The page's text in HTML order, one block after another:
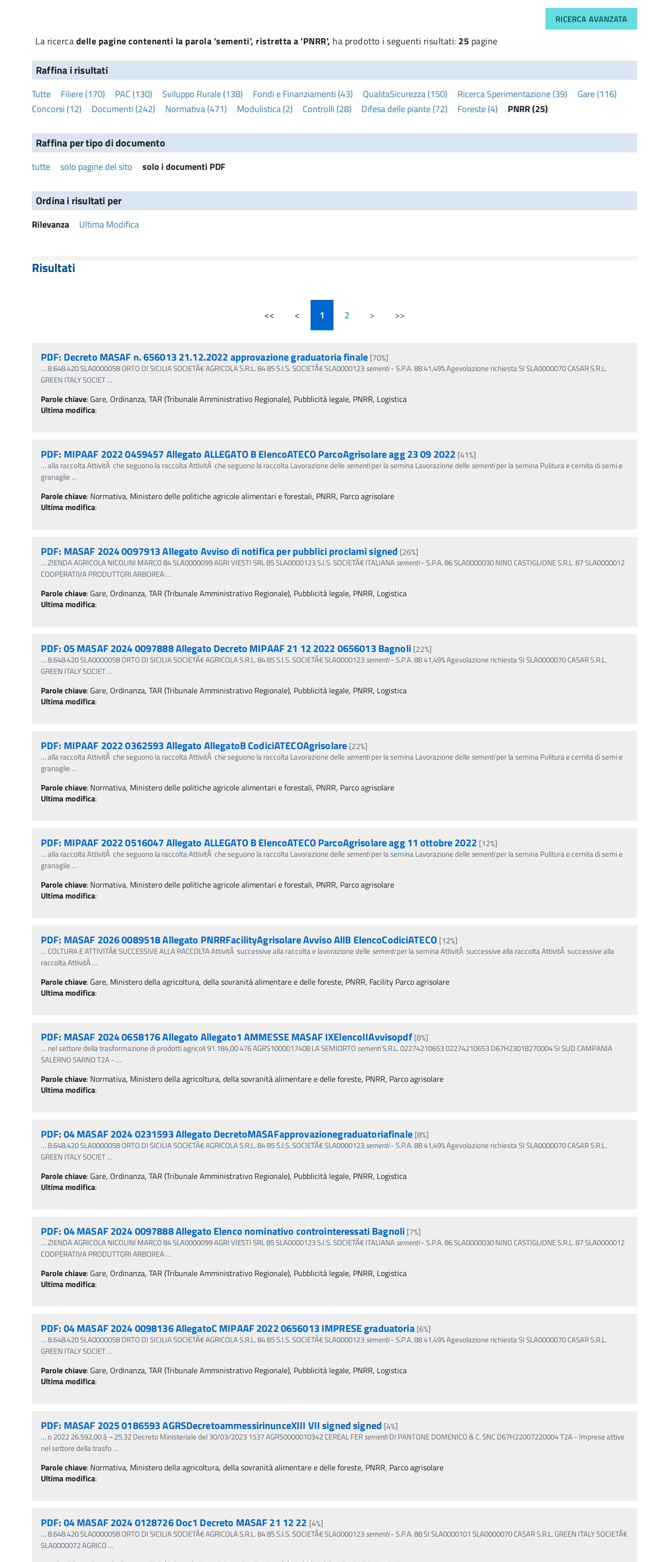
RICERCA AVANZATA
La ricercadelle pagine contenenti la parola 'sementi', ristretta a 'PNRR', ha prodotto i seguenti risultati: 25 pagine
Raffina i risultati
Tutte Filiere (170) PAC (130) Sviluppo Rurale (138) Fondi e Finanziamenti (43) QualitaSicurezza (150) Ricerca Sperimentazione (39)
Gare (116)
Concorsi (12)
Documenti (242) Normativa (471) Modulistica (2) Controlli (28) Difesa delle piante (72) Foreste (4) PNRR (25)
Raffina per tipo di documento
tutte solo pagine del sito solo i documenti PDF
Ordina i risultati per
Rilevanza Ultima Modifica
Risultati
<< < 1 2 > >>
PDF: Decreto MASAF n. 656013 21.12.2022 approvazione graduatoria finale [70%]
…8.648.420 SLA0000058 ORTO DI SICILIA SOCIETÃ€ AGRICOLA S.R.L. 84 85 S.I.S. SOCIETÃ€ SLA0000123sementi- S.P.A. 88 41,49% Agevolazione richiesta SI SLA0000070 CASAR S.R.L.
GREEN ITALY SOCIET…
Parole chiave: Gare, Ordinanza, TAR (Tribunale Amministrativo Regionale), Pubblicità legale, PNRR, Logistica
Ultima modifica:
PDF: MIPAAF 2022 0459457 Allegato ALLEGATO B ElencoATECO ParcoAgrisolare agg 23 09 2022 [41%]
…alla raccolta AttivitÃ che seguono la raccolta AttivitÃ che seguono la raccolta Lavorazione delle sementiper la semina Lavorazione delle sementiper la semina Pulitura e cernita di semi e
granaglie…
Parole chiave: Normativa, Ministero delle politiche agricole alimentari e forestali, PNRR, Parco agrisolare
Ultima modifica:
PDF: MASAF 2024 0097913 Allegato Avviso di notifica per pubblici proclami signed [26%]
…ZIENDA AGRICOLA NICOLINI MARCO 84 SLA0000099 AGRI VIESTI SRL 85 SLA0000123 S.I.S. SOCIETÃ€ ITALIANAsementi- S.P.A. 86 SLA0000030 NINO CASTIGLIONE S.R.L. 87 SLA0000012
COOPERATIVA PRODUTTORI ARBOREA…
Parole chiave: Gare, Ordinanza, TAR (Tribunale Amministrativo Regionale), Pubblicità legale, PNRR, Logistica
Ultima modifica:
PDF: 05 MASAF 2024 0097888 Allegato Decreto MIPAAF 21 12 2022 0656013 Bagnoli [22%]
…8.648.420 SLA0000058 ORTO DI SICILIA SOCIETÃ€ AGRICOLA S.R.L. 84 85 S.I.S. SOCIETÃ€ SLA0000123sementi- S.P.A. 88 41,49% Agevolazione richiesta SI SLA0000070 CASAR S.R.L.
GREEN ITALY SOCIET…
Parole chiave: Gare, Ordinanza, TAR (Tribunale Amministrativo Regionale), Pubblicità legale, PNRR, Logistica
Ultima modifica:
PDF: MIPAAF 2022 0362593 Allegato AllegatoB CodiciATECOAgrisolare [22%]
…alla raccolta AttivitÃ che seguono la raccolta AttivitÃ che seguono la raccolta Lavorazione delle sementiper la semina Lavorazione delle sementiper la semina Pulitura e cernita di semi e
granaglie…
Parole chiave: Normativa, Ministero delle politiche agricole alimentari e forestali, PNRR, Parco agrisolare
Ultima modifica:
PDF: MIPAAF 2022 0516047 Allegato ALLEGATO B ElencoATECO ParcoAgrisolare agg 11 ottobre 2022 [12%]
…alla raccolta AttivitÃ che seguono la raccolta AttivitÃ che seguono la raccolta Lavorazione delle sementiper la semina Lavorazione delle sementiper la semina Pulitura e cernita di semi e
granaglie…
Parole chiave: Normativa, Ministero delle politiche agricole alimentari e forestali, PNRR, Parco agrisolare
Ultima modifica:
PDF: MASAF 2026 0089518 Allegato PNRRFacilityAgrisolare Avviso AllB ElencoCodiciATECO [12%]
… COLTURA E ATTIVITÃ€ SUCCESSIVE ALLA RACCOLTA AttivitÃ successive alla raccolta e lavorazione delle sementiper la semina AttivitÃ successive alla raccolta AttivitÃ successive alla
raccolta AttivitÃ…
Parole chiave: Gare, Ministero della agricoltura, della sovranità alimentare e delle foreste, PNRR, Facility Parco agrisolare
Ultima modifica:
PDF: MASAF 2024 0658176 Allegato Allegato1 AMMESSE MASAF IXElencoIIAvvisopdf [8%]
… nel settore della trasformazione di prodotti agricoli 91.184,00 476 AGRS1000017408 LA SEMIORTO sementiS.R.L. 02274210653 02274210653 D67H23018270004 SI SUD CAMPANIA
SALERNO SARNO T2A -…
Parole chiave: Normativa, Ministero della agricoltura, della sovranità alimentare e delle foreste, PNRR, Parco agrisolare
Ultima modifica:
PDF: 04 MASAF 2024 0231593 Allegato DecretoMASAFapprovazionegraduatoriafinale [8%]
…8.648.420 SLA0000058 ORTO DI SICILIA SOCIETÃ€ AGRICOLA S.R.L. 84 85 S.I.S. SOCIETÃ€ SLA0000123sementi- S.P.A. 88 41,49% Agevolazione richiesta SI SLA0000070 CASAR S.R.L.
GREEN ITALY SOCIET…
Parole chiave: Gare, Ordinanza, TAR (Tribunale Amministrativo Regionale), Pubblicità legale, PNRR, Logistica
Ultima modifica:
PDF: 04 MASAF 2024 0097888 Allegato Elenco nominativo controinteressati Bagnoli [7%]
…ZIENDA AGRICOLA NICOLINI MARCO 84 SLA0000099 AGRI VIESTI SRL 85 SLA0000123 S.I.S. SOCIETÃ€ ITALIANAsementi- S.P.A. 86 SLA0000030 NINO CASTIGLIONE S.R.L. 87 SLA0000012
COOPERATIVA PRODUTTORI ARBOREA…
Parole chiave: Gare, Ordinanza, TAR (Tribunale Amministrativo Regionale), Pubblicità legale, PNRR, Logistica
Ultima modifica:
PDF: 04 MASAF 2024 0098136 AllegatoC MIPAAF 2022 0656013 IMPRESE graduatoria [6%]
…8.648.420 SLA0000058 ORTO DI SICILIA SOCIETÃ€ AGRICOLA S.R.L. 84 85 S.I.S. SOCIETÃ€ SLA0000123sementi- S.P.A. 88 41,49% Agevolazione richiesta SI SLA0000070 CASAR S.R.L.
GREEN ITALY SOCIET…
Parole chiave: Gare, Ordinanza, TAR (Tribunale Amministrativo Regionale), Pubblicità legale, PNRR, Logistica
Ultima modifica:
PDF: MASAF 2025 0186593 AGRSDecretoammessirinunceXIII VII signed signed [4%]
…o 2022 26.592,00 â‚¬ 25,32 Decreto Ministeriale del 30/03/2023 1537 AGRS0000010342 CEREAL FERsementiDI PANTONE DOMENICO & C. SNC D67H22007220004 T2A - Imprese attive
nel settore della trasfo…
Parole chiave: Normativa, Ministero della agricoltura, della sovranità alimentare e delle foreste, PNRR, Parco agrisolare
Ultima modifica:
PDF: 04 MASAF 2024 0128726 Doc1 Decreto MASAF 21 12 22 [4%]
…8.648.420 SLA0000058 ORTO DI SICILIA SOCIETÃ€ AGRICOLA S.R.L. 84 85 S.I.S. SOCIETÃ€ SLA0000123sementi- S.P.A. 88 SI SLA0000101 SLA0000070 CASAR S.R.L. GREEN ITALY SOCIETÃ€
SLA0000072 AGRICO…